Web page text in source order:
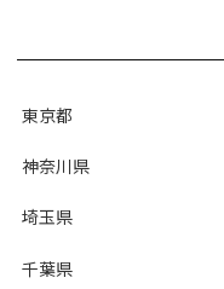
東京都
神奈川県
埼玉県
千葉県